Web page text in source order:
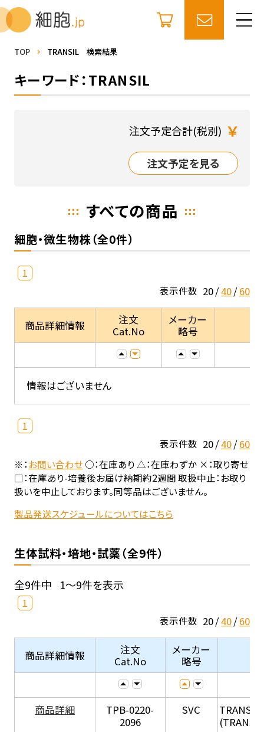
TOP TRANSIL 検索結果
キーワード：TRANSIL
注文予定合計(税別) ￥
注文予定を見る
すべての商品
細胞・微生物株（全0件）
1
表示件数 20 40 60
商品詳細情報
注文
Cat.No
メーカー
略号
情報はございません
1
表示件数 20 40 60
※：お問い合わせ○：在庫あり △：在庫わずか ×：取り寄せ
□：在庫あり-培養後お届け納期約2週間 取扱中止：お取り
扱いを中止しております。同等品はございません。
製品発送スケジュールについてはこちら
生体試料・培地・試薬（全9件）
全9件中 1～9件を表示
1
表示件数 20 40 60
商品詳細情報
注文
Cat.No
メーカー
略号
商品詳細
TPB-0220-
2096
SVC TRANSIL